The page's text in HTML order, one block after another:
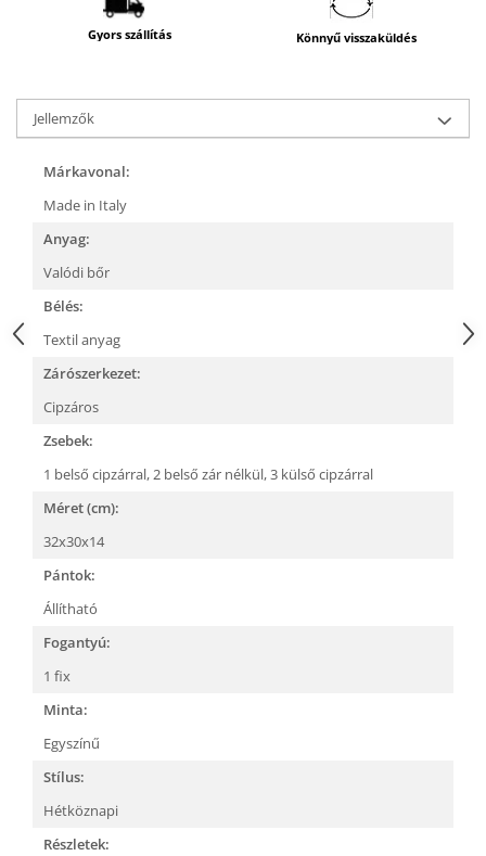
Gyors szállítás Könnyű visszaküldés
Jellemzők
Márkavonal:
Made in Italy
Anyag:
Valódi bőr
Bélés:
Textil anyag
Zárószerkezet:
Cipzáros
Zsebek:
1 belső cipzárral,2 belső zár nélkül,3 külső cipzárral
Méret (cm):
32x30x14
Pántok:
Állítható
Fogantyú:
1 fix
Minta:
Egyszínű
Stílus:
Hétköznapi
Részletek: